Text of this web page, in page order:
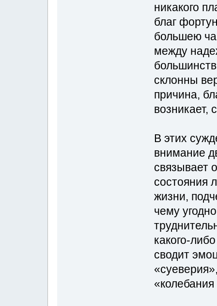
никакого
благ
большею
между
склонны
причина,
возникает,
В этих
внимание
связывает
состояния
жизни,
чему
какого-
сводит